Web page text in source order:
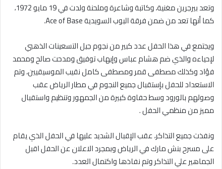
وتعد بيرجرين مغنية، وكاتبة وشاعرة وملحنة ولدت في 19 مايو 1972،
كما أنها تعد من ضمن فرقة البوب السويدية Ace of Base.
ويجتمع في هذا الحفل عدد كبير من نجوم جيل التسعينات الذهبي
لإحياءه والذي ضم هشام عباس وإيهاب توفيق ومدحت صالح ومحمد
فؤاد وكذلك مصطفى قمر ومصطفى كامل نقيب الموسيقيين، وتم
الاستعداد للحفل بإستقبال جميع النجوم في مطار الرياض عقب
وصولهم بالورود وسط حفاوة كبيرة من الجمهور وتنظيم واستقبال
مميز من منظمي الحفل .
ونفذت جميع التذاكر، عقب الإقبال الشديد عليها في الحفل الذي يقام
على مسرح بنش مارك في الرياض وبمجرد الاعلان عن الحفل اقبل
الجماهير علي التذاكر وتم نفاذها واكتمال العدد.